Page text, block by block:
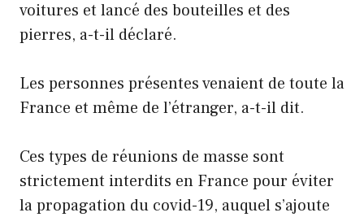
voitures et lancé des bouteilles et des
pierres, a-t-il déclaré.
Les personnes présentes venaient de toute la
France et même de l’étranger, a-t-il dit.
Ces types de réunions de masse sont
strictement interdits en France pour éviter
la propagation du covid-19, auquel s’ajoute